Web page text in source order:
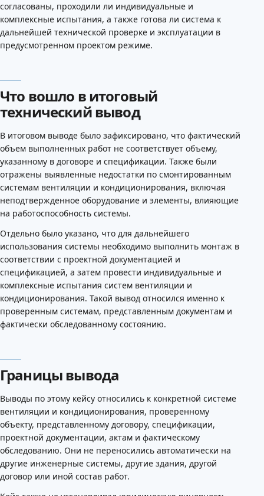
согласованы, проходили ли индивидуальные и
комплексные испытания, а также готова ли система к
дальнейшей технической проверке и эксплуатации в
предусмотренном проектом режиме.
Что вошло в итоговый
технический вывод
В итоговом выводе было зафиксировано, что фактический
объем выполненных работ не соответствует объему,
указанному в договоре и спецификации. Также были
отражены выявленные недостатки по смонтированным
системам вентиляции и кондиционирования, включая
неподтвержденное оборудование и элементы, влияющие
на работоспособность системы.
Отдельно было указано, что для дальнейшего
использования системы необходимо выполнить монтаж в
соответствии с проектной документацией и
спецификацией, а затем провести индивидуальные и
комплексные испытания систем вентиляции и
кондиционирования. Такой вывод относился именно к
проверенным системам, представленным документам и
фактически обследованному состоянию.
Границы вывода
Выводы по этому кейсу относились к конкретной системе
вентиляции и кондиционирования, проверенному
объекту, представленному договору, спецификации,
проектной документации, актам и фактическому
обследованию. Они не переносились автоматически на
другие инженерные системы, другие здания, другой
договор или иной состав работ.